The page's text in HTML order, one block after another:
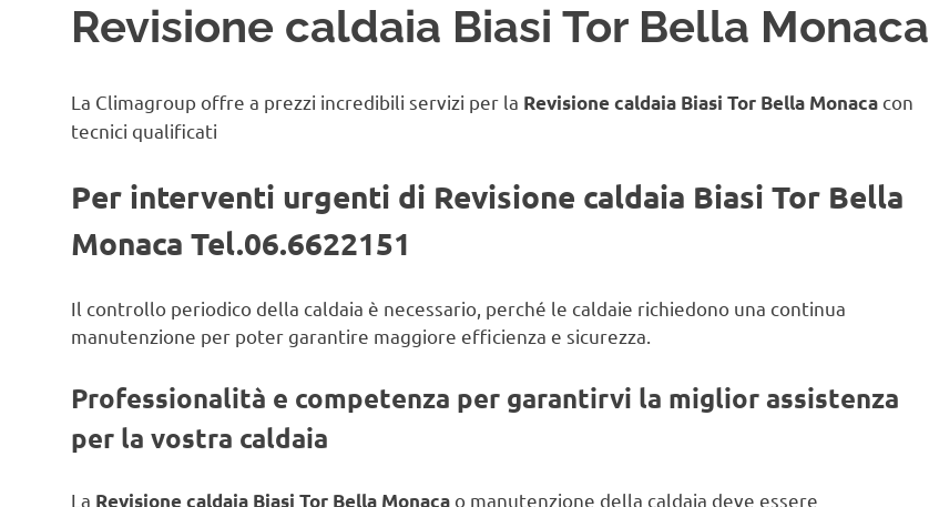
Revisione caldaia Biasi Tor Bella Monaca
La Climagroup offre a prezzi incredibili servizi per la Revisione caldaia Biasi Tor Bella Monaca con
tecnici qualificati
Per interventi urgenti di Revisione caldaia Biasi Tor Bella
Monaca Tel.06.6622151
Il controllo periodico della caldaia è necessario, perché le caldaie richiedono una continua
manutenzione per poter garantire maggiore efficienza e sicurezza.
Professionalità e competenza per garantirvi la miglior assistenza
per la vostra caldaia
La Revisione caldaia Biasi Tor Bella Monaca o manutenzione della caldaia deve essere